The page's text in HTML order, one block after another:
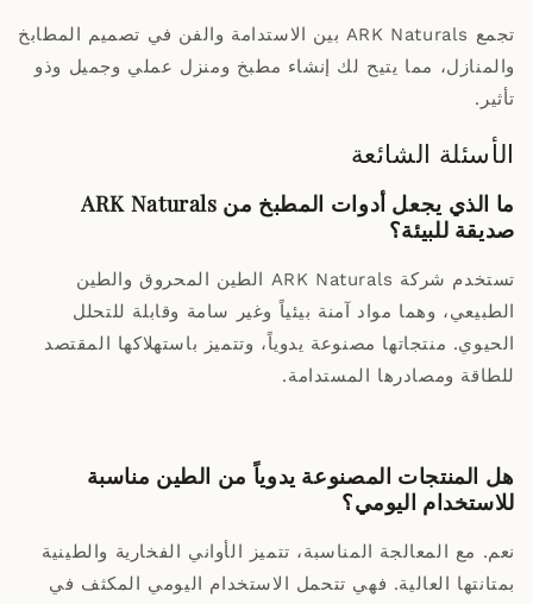
تجمع ARK Naturals بين الاستدامة والفن في تصميم المطابخ
والمنازل، مما يتيح لك إنشاء مطبخ ومنزل عملي وجميل وذو
تأثير.
الأسئلة الشائعة
ما الذي يجعل أدوات المطبخ من ARK Naturals
صديقة للبيئة؟
تستخدم شركة ARK Naturals الطين المحروق والطين
الطبيعي، وهما مواد آمنة بيئياً وغير سامة وقابلة للتحلل
الحيوي. منتجاتها مصنوعة يدوياً، وتتميز باستهلاكها المقتصد
للطاقة ومصادرها المستدامة.
هل المنتجات المصنوعة يدوياً من الطين مناسبة
للاستخدام اليومي؟
نعم. مع المعالجة المناسبة، تتميز الأواني الفخارية والطينية
بمتانتها العالية. فهي تتحمل الاستخدام اليومي المكثف في